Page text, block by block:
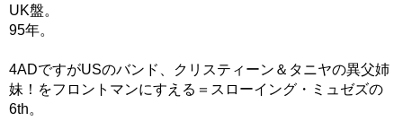
UK盤。
95年。
4ADですがUSのバンド、クリスティーン＆タニヤの異父姉
妹！をフロントマンにすえる＝スローイング・ミュゼズの
6th。